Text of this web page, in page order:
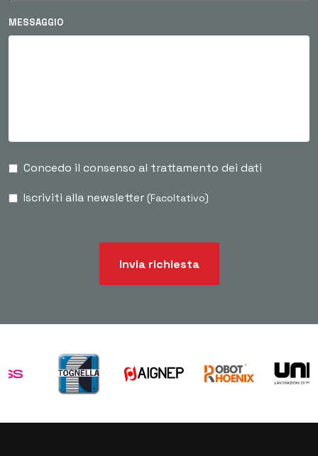
MESSAGGIO
Concedo il consenso al trattamento dei dati
Iscriviti alla newsletter (Facoltativo)
Invia richiesta